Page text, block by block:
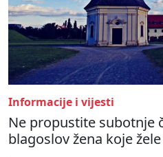
Informacije i vijesti
Ne propustite subotnje
blagoslov žena koje